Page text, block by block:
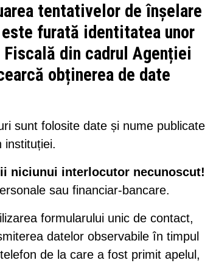
tentativelor de înșelare
furată identitatea unor
din cadrul Agenției
obținerea de date
sunt folosite date și nume publicate
instituției.
niciunui interlocutor necunoscut!
sau financiar-bancare.
formularului unic de contact,
datelor observabile în timpul
de la care a fost primit apelul,